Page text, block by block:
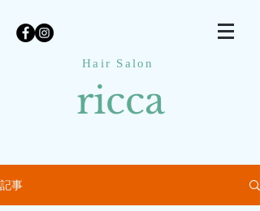
Hair Salon
ricca
記事